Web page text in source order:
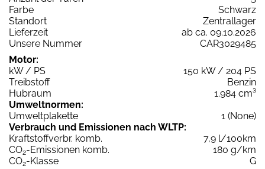
Farbe
Schwarz
Standort
Zentrallager
Lieferzeit
ab ca. 09.10.2026
Unsere Nummer
CAR3029485
Motor:
kW / PS
150 kW / 204 PS
Treibstoff
Benzin
Hubraum
1.984 cm³
Umweltnormen:
Umweltplakette
1 (None)
Verbrauch und Emissionen nach WLTP:
Kraftstoffverbr. komb.
7,9 l/100km
CO2-Emissionen komb.
180 g/km
CO2-Klasse
G